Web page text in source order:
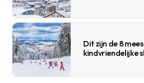
Dit zijn de 8
kindvriendelijke